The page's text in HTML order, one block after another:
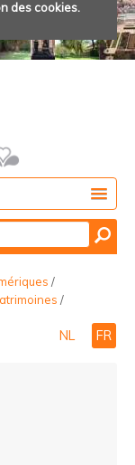
des cookies.
/
/
NL FR